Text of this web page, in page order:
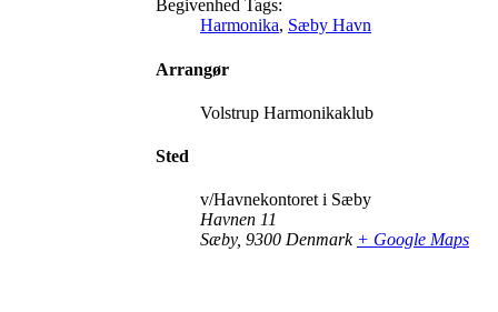
Begivenhed Tags:
Harmonika, Sæby Havn
Arrangør
Volstrup Harmonikaklub
Sted
v/Havnekontoret i Sæby
Havnen 11
Sæby, 9300 Denmark + Google Maps